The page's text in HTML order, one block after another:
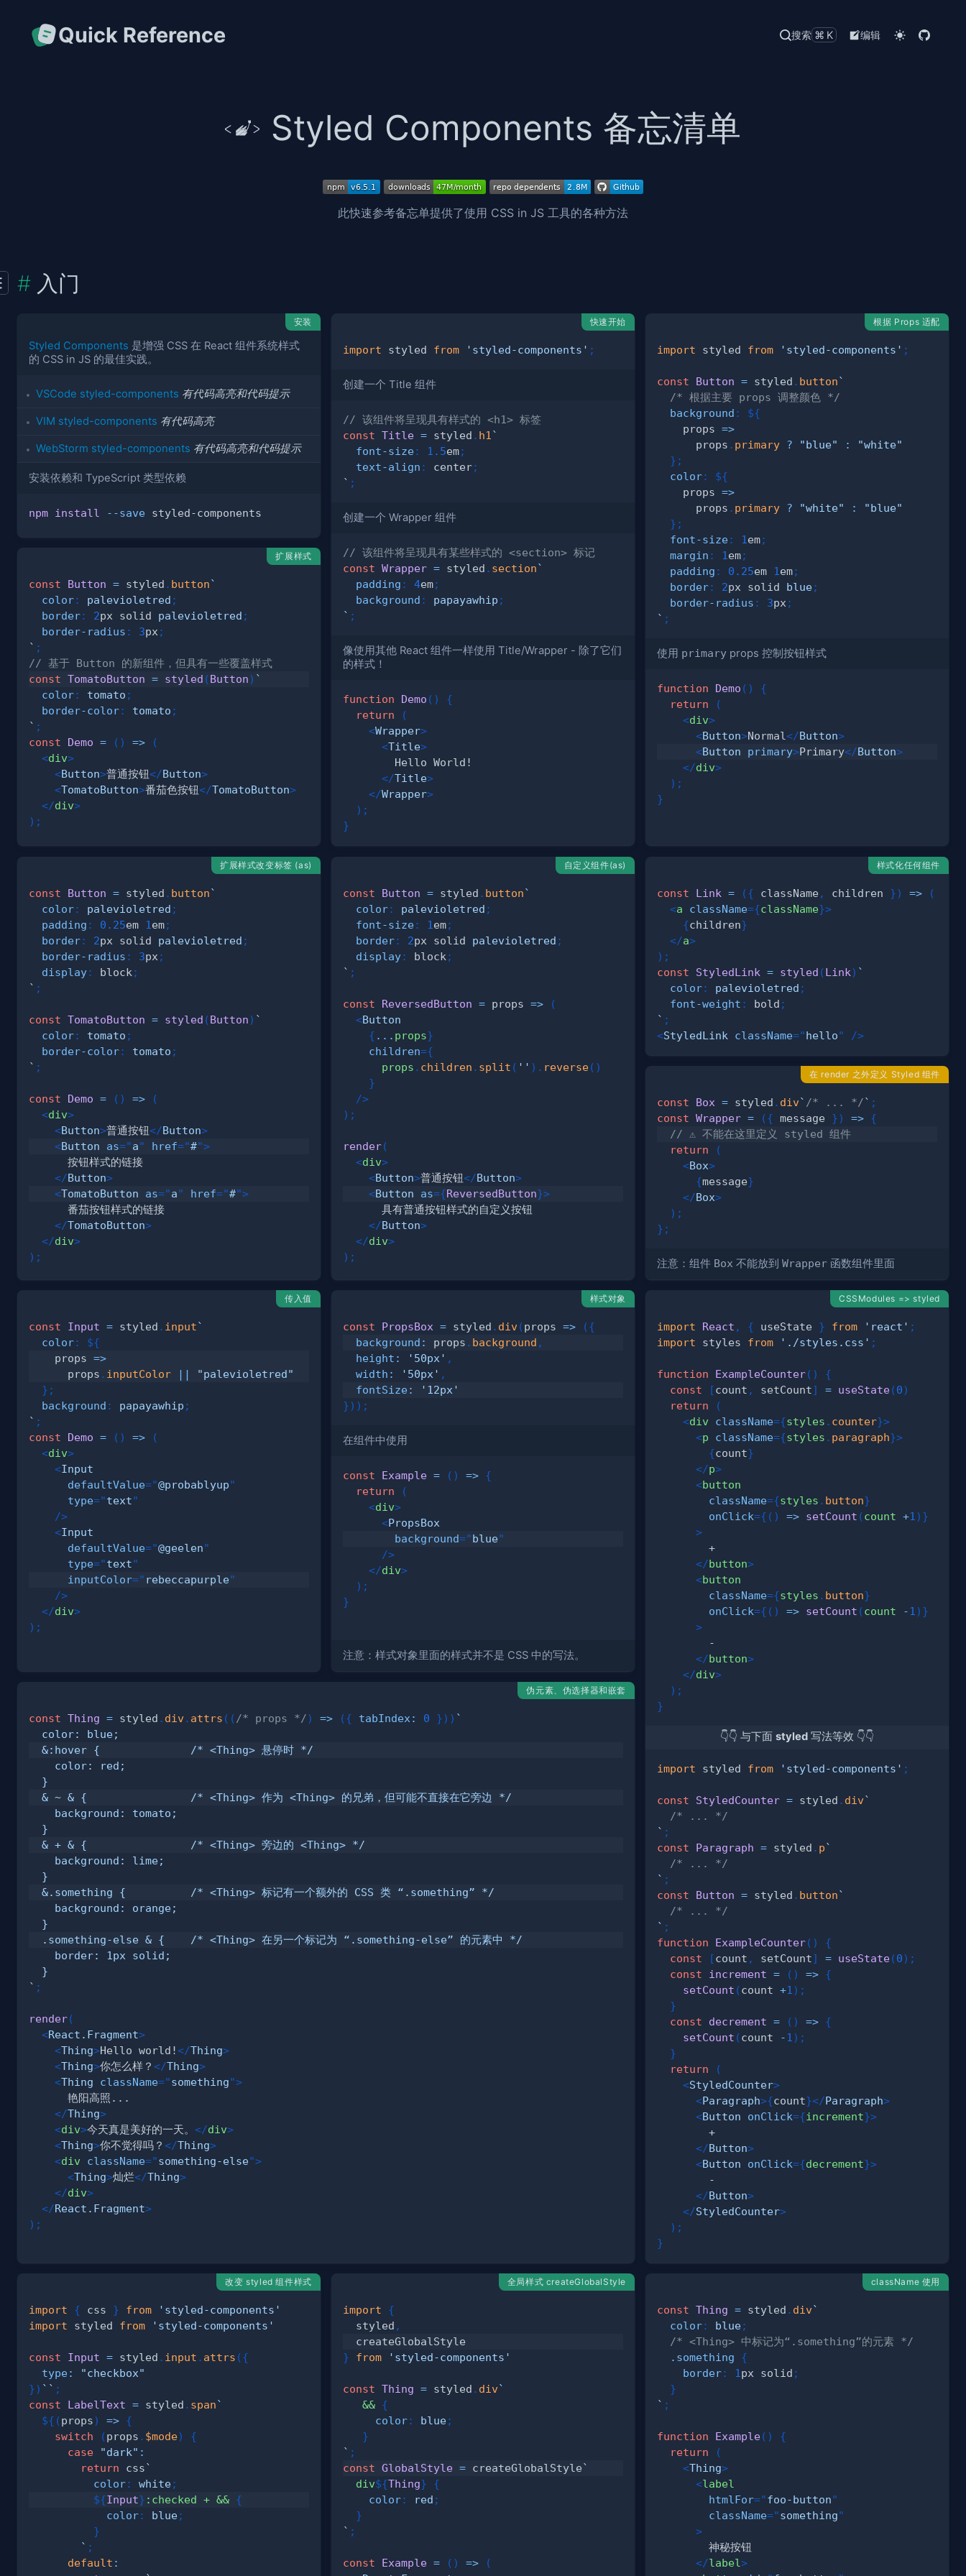
Quick Reference 搜索 ⌘K 编辑
Styled Components 备忘清单
此快速参考备忘单提供了使用 CSS in JS 工具的各种方法
入门
安装
Styled Components 是增强 CSS 在 React 组件系统样式
的 CSS in JS 的最佳实践。
VSCode styled-components 有代码高亮和代码提示
VIM styled-components 有代码高亮
WebStorm styled-components 有代码高亮和代码提示
安装依赖和 TypeScript 类型依赖
npm install --save
快速开始
import styled from 'styled-components' ;
创建一个 Title 组件
// 该组件将呈现具有样式的 <h1> 标签
const Title = styled . h1 `
font-size: 1.5em;
text-align : center;
` ;
创建一个 Wrapper 组件
// 该组件将呈现具有某些样式的 <section> 标记
const Wrapper = styled . section`
padding : 4em;
background : papayawhip ;
` ;
像使用其他 React 组件一样使用 Title/Wrapper - 除了它们
的样式！
function Demo ( )
{
return
(
<Wrapper>
<Title>
</Title>
</Wrapper>
) ;
}
根据 Props 适配
import styled from 'styled-components' ;
const Button = styled . button`
/* 根据主要 props 调整颜色 */
background :
${
props =>
      props
. primary ? "blue" :
"white"
} ;
color:
${
props =>
      props
. primary ? "white" :
"blue"
} ;
font-size: 1 em;
margin : 1 em;
padding : 0.25em 1 em;
border: 2px solid blue;
border-radius : 3px ;
` ;
使用 primary props 控制按钮样式
function Demo ( )
{
return
(
<div>
<Button>Normal</Button>
<Button primary>Primary</Button>
</div>
) ;
}
扩展样式
const Button = styled . button `
color: palevioletred ;
border: 2px solid palevioletred ;
border-radius : 3px;
` ;
// 基于 Button 的新组件，但具有一些覆盖样式
const TomatoButton = styled ( Button) `
color: tomato ;
border-color: tomato ;
` ;
const
Demo = ( ) =>
(
<div>
<Button>普通按钮</Button>
<TomatoButton>番茄色按钮</TomatoButton>
</div>
) ;
扩展样式改变标签 (as)
const Button = styled . button`
color: palevioletred ;
padding : 0.25em 1 em;
border: 2px solid palevioletred ;
border-radius : 3px ;
display: block ;
` ;
const TomatoButton = styled (Button) `
color: tomato ;
border-color: tomato ;
` ;
const Demo = ( ) =>
(
<div>
<Button>普通按钮</Button>
<Button as="a" href="#">
</Button>
<TomatoButton as="a" href="#">
</TomatoButton>
</div>
) ;
自定义组件(as)
const Button = styled . button`
color: palevioletred ;
font-size: 1 em;
border: 2px solid palevioletred ;
display: block ;
` ;
const ReversedButton = props =>
(
<Button
{ ... props}
children={
      props
. children . split ( '' ) . reverse( )
}
/>
) ;
render(
<div>
<Button>普通按钮</Button>
<Button as={ReversedButton}>
</Button>
</div>
) ;
样式化任何组件
const Link = ({ className , children }) =>
(
<a className={className}>
{children}
</a>
) ;
const
StyledLink = styled (Link) `
color: palevioletred ;
font-weight : bold ;
` ;
<StyledLink className="hello" />
在 render 之外定义 Styled 组件
const Box = styled . div` /* ... */` ;
const Wrapper = ({ message }) => {
// ⚠️ 不能在这里定义 styled 组件
return
(
<Box>
{message}
</Box>
) ;
} ;
注意：组件 Box 不能放到Wrapper 函数组件里面
传入值
const Input = styled . input`
color:
${
props =>
      props
. inputColor ||
"palevioletred"
} ;
background : papayawhip ;
` ;
const
Demo = ( ) =>
(
<div>
<Input
defaultValue="@probablyup"
type="text"
/>
<Input
defaultValue="@geelen"
type="text"
inputColor=" rebeccapurple"
/>
</div>
) ;
样式对象
const PropsBox = styled . div(props => ({
background : props . background ,
height : '50px' ,
width : '50px' ,
fontSize:
'12px'
}) ) ;
在组件中使用
const Example = ( ) => {
return
(
<div>
<PropsBox
background="blue"
/>
</div>
) ;
}
注意：样式对象里面的样式并不是 CSS 中的写法。
CSSModules => styled
import React , { useState } from 'react' ;
import
styles from './styles.css' ;
function ExampleCounter( )
{
const
[count , setCount] = useState(0)
return
(
<div className={styles . counter}>
<p className={styles . paragraph}>
{count}
</p>
<button
className={styles . button}
onClick={ ( ) => setCount (count +1 ) }
>
</button>
<button
className={styles . button}
onClick={ ( ) => setCount (count -1 ) }
>
</button>
</div>
) ;
}
👇👇 与下面styled 写法等效 👇👇
import styled from 'styled-components' ;
const StyledCounter = styled . div`
/* ... */
` ;
const
Paragraph = styled . p`
/* ... */
` ;
const
Button = styled . button`
/* ... */
` ;
function
ExampleCounter( )
{
const
[count , setCount] = useState(0) ;
const
increment = ( ) => {
setCount (count +1 ) ;
}
const
decrement = ( ) => {
setCount (count -1 ) ;
}
return
(
<StyledCounter>
<Paragraph>{count}</Paragraph>
<Button onClick={increment}>
</Button>
<Button onClick={decrement}>
</Button>
</StyledCounter>
) ;
}
伪元素、伪选择器和嵌套
const Thing = styled . div. attrs ( ( /* props */) => ({ tabIndex : 0 }) ) `
` ;
render(
<React.Fragment>
<Thing>Hello world!</Thing>
<Thing>你怎么样？ </Thing>
<Thing className="something">
</Thing>
<div>今天真是美好的一天。 </div>
<Thing>你不觉得吗？ </Thing>
<div className="something-else">
<Thing>灿烂</Thing>
</div>
</React.Fragment>
) ;
改变 styled 组件样式
import { css } from
'styled-components'
import
styled from 'styled-components'
const Input = styled . input . attrs ({
type:
"checkbox"
}) ` ` ;
const
LabelText = styled . span`
${ (props) => {
switch
(props . $mode)
{
case
"dark" :
return css`
color: white;
${Input} :checked + && {
color: blue;
}
` ;
default :
全局样式 createGlobalStyle
import
{
  styled
,
}
from 'styled-components'
const Thing = styled . div`
&& {
color: blue;
}
` ;
const GlobalStyle = createGlobalStyle`
div${Thing}
{
color: red ;
}
` ;
const Example = ( ) =>
(
className 使用
const Thing = styled . div`
color: blue;
/* <Thing> 中标记为“.something”的元素 */
.something
{
border: 1 px solid ;
}
` ;
function Example( )
{
return
(
<Thing>
<label
htmlFor="foo-button"
className="something"
>
</label>